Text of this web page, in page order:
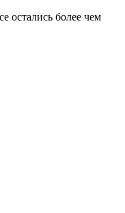
остались более чем